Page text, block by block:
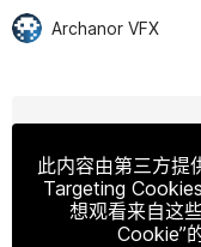
Archanor VFX
此内容由第三方提
Targeting
想观看来自这
Cookie”